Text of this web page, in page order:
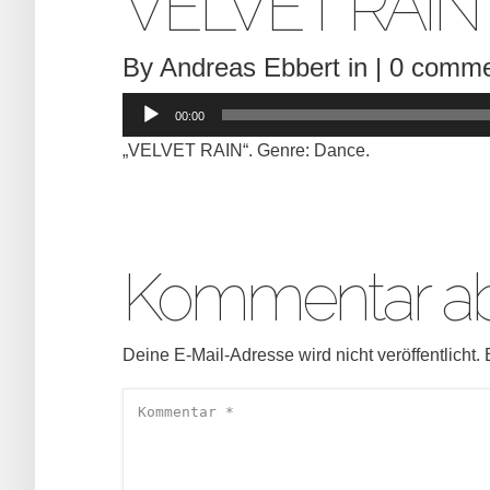
By Andreas Ebbert in | 0
Player
00:00
„VELVET RAIN“. Genre: Dance.
Kommentar
Deine E-Mail-Adresse wird nicht veröffentlicht.